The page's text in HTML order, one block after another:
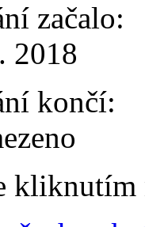
začalo:
2018
končí:
kliknutím